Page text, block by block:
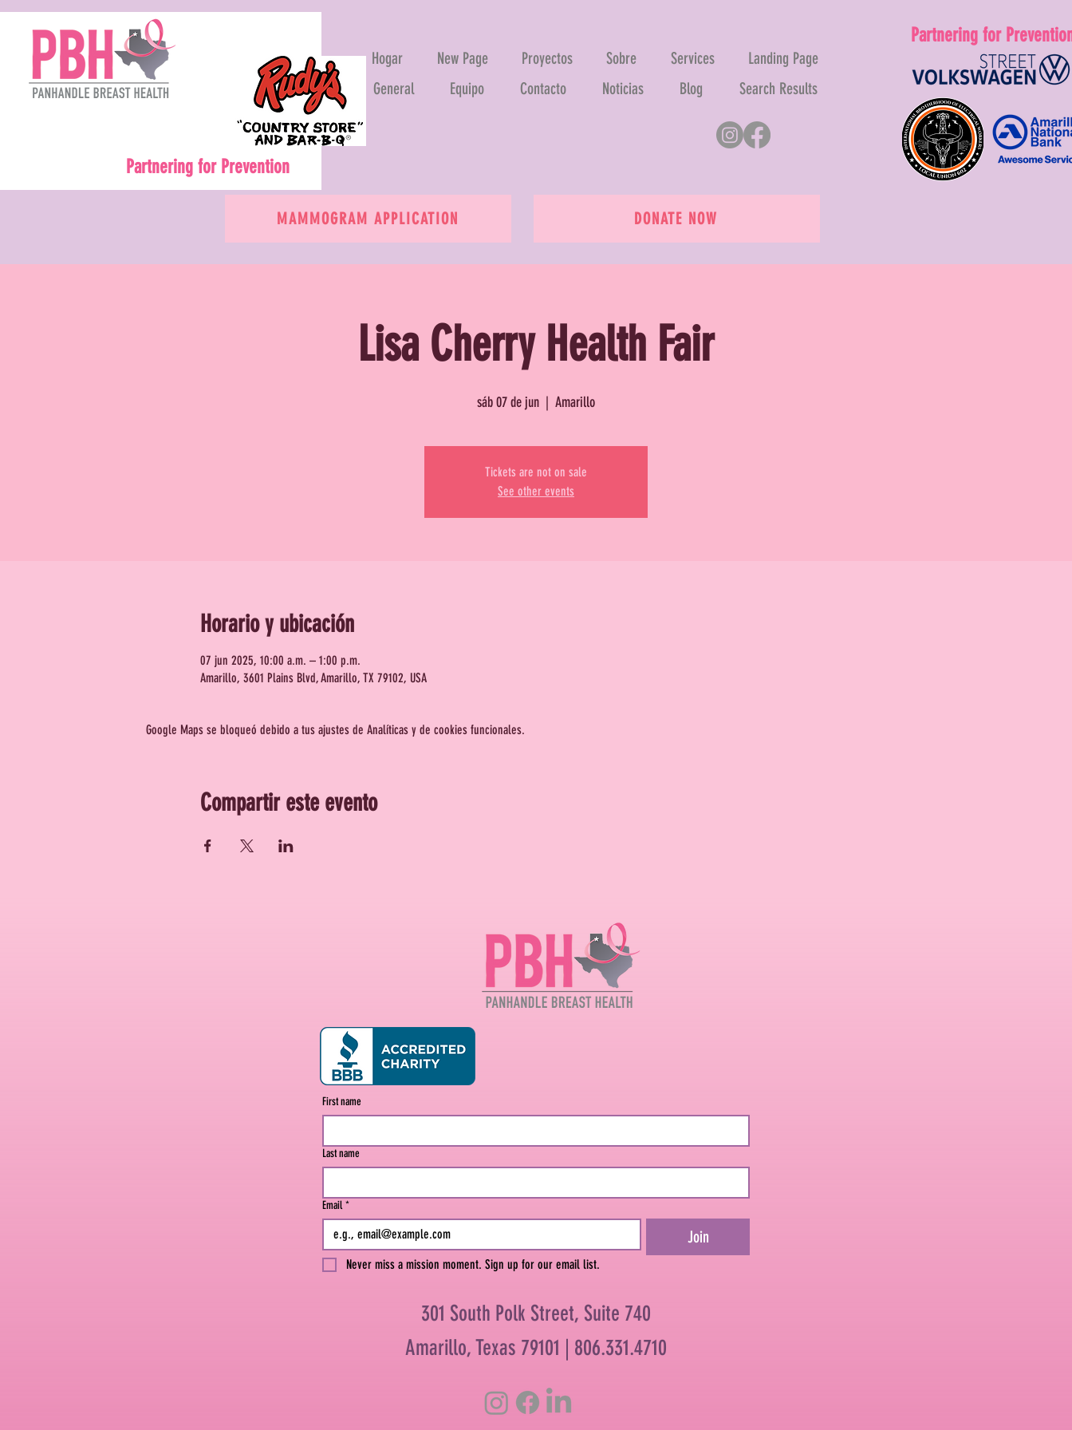
Partnering for Prevention
Hogar New Page Proyectos Sobre Services
Landing Page
General
Equipo Contacto Noticias Blog Search Results
Partnering for
MAMMOGRAM APPLICATION DONATE NOW
Lisa Cherry Health Fair
sáb 07 de jun
  |
Amarillo
Tickets are not on sale
See other events
Horario y ubicación
07 jun 2025, 10:00 a.m. – 1:00 p.m.
Amarillo, 3601 Plains Blvd, Amarillo, TX 79102, USA
Google Maps se bloqueó debido a tus ajustes de Analíticas y de cookies funcionales.
Compartir este evento
First name
Last name
Email *
Join
Never miss a mission moment. Sign up for our email list.
301 South Polk Street, Suite 740
Amarillo, Texas 79101 | 806.331.4710